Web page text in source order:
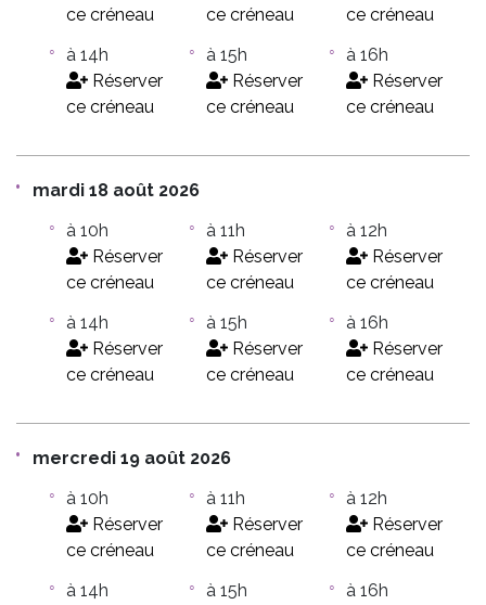
ce créneau
ce créneau
ce créneau
à 14h
Réserver
ce créneau
à 15h
Réserver
ce créneau
à 16h
Réserver
ce créneau
mardi 18 août 2026
à 10h
Réserver
ce créneau
à 11h
Réserver
ce créneau
à 12h
Réserver
ce créneau
à 14h
Réserver
ce créneau
à 15h
Réserver
ce créneau
à 16h
Réserver
ce créneau
mercredi 19 août 2026
à 10h
Réserver
ce créneau
à 11h
Réserver
ce créneau
à 12h
Réserver
ce créneau
à 14h
à 15h
à 16h